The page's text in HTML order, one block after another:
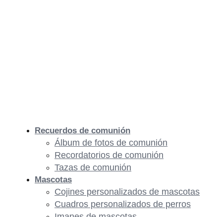
Recuerdos de comunión
Álbum de fotos de comunión
Recordatorios de comunión
Tazas de comunión
Mascotas
Cojines personalizados de mascotas
Cuadros personalizados de perros